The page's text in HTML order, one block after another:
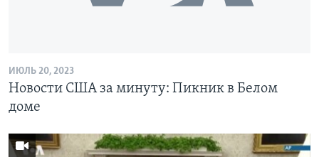
ИЮЛЬ 20, 2023
Новости США за минуту: Пикник в Белом
доме